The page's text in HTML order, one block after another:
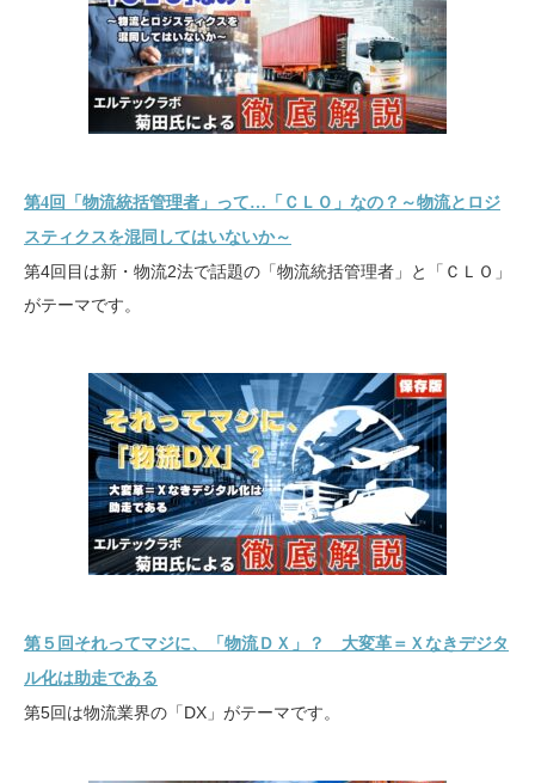
第4回「物流統括管理者」って…「ＣＬＯ」なの？～物流とロジ
スティクスを混同してはいないか～
第4回目は新・物流2法で話題の「物流統括管理者」と「ＣＬＯ」
がテーマです。
第５回それってマジに、「物流ＤＸ」？ 大変革＝Ｘなきデジタ
ル化は助走である
第5回は物流業界の「DX」がテーマです。